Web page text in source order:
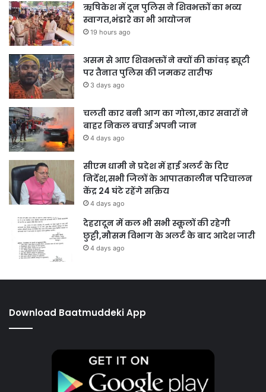
ऋषिकेश में दून पुलिस ने शिवभक्तों का भव्य
स्वागत,भंडारे का भी आयोजन
19 hours ago
असम से आए शिवभक्तों ने क्यों की कांवड़ ड्यूटी
पर तैनात पुलिस की जमकर तारीफ
3 days ago
चलती कार बनी आग का गोला,कार सवारों ने
बाहर निकल बचाई अपनी जान
4 days ago
सीएम धामी ने प्रदेश में हाई अलर्ट के दिए
निर्देश,सभी जिलों के आपातकालीन परिचालन
केंद्र 24 घंटे रहेंगे सक्रिय
4 days ago
देहरादून में कल भी सभी स्कूलों की रहेगी
छुट्टी,मौसम विभाग के अलर्ट के बाद आदेश जारी
4 days ago
Download Baatmuddeki App